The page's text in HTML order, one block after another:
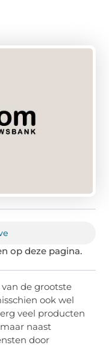
op deze pagina.
de grootste
ook wel
veel producten
naast
door